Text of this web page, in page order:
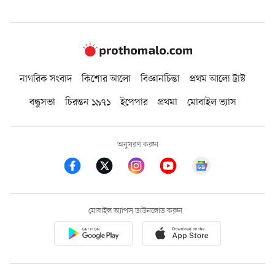
নাগরিক সংবাদ কিশোর আলো বিজ্ঞানচিন্তা
প্রথম আলো ট্রাস্ট
বন্ধুসভা
চিরন্তন ১৯৭১ ইপেপার প্রথমা মোবাইল ভ্যাস
অনুসরণ করুন
মোবাইল অ্যাপস ডাউনলোড করুন